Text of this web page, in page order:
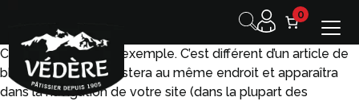
0
Ceci est une page d’exemple. C’est différent d’un article de
blog parce qu’elle restera au même endroit et apparaîtra
dans la navigation de votre site (dans la plupart des